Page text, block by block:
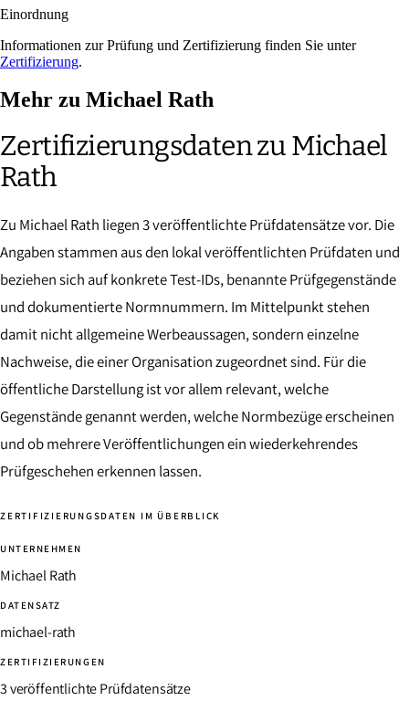
Einordnung
Informationen zur Prüfung und Zertifizierung finden Sie unter
Zertifizierung.
Mehr zu Michael Rath
Zertifizierungsdaten zu Michael
Rath
Zu Michael Rath liegen 3 veröffentlichte Prüfdatensätze vor. Die
Angaben stammen aus den lokal veröffentlichten Prüfdaten und
beziehen sich auf konkrete Test-IDs, benannte Prüfgegenstände
und dokumentierte Normnummern. Im Mittelpunkt stehen
damit nicht allgemeine Werbeaussagen, sondern einzelne
Nachweise, die einer Organisation zugeordnet sind. Für die
öffentliche Darstellung ist vor allem relevant, welche
Gegenstände genannt werden, welche Normbezüge erscheinen
und ob mehrere Veröffentlichungen ein wiederkehrendes
Prüfgeschehen erkennen lassen.
ZERTIFIZIERUNGSDATEN IM ÜBERBLICK
UNTERNEHMEN
Michael Rath
DATENSATZ
michael-rath
ZERTIFIZIERUNGEN
3 veröffentlichte Prüfdatensätze